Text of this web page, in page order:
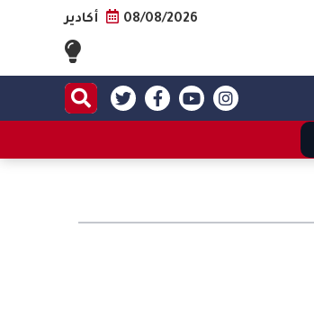
08/08/2026 أكادير